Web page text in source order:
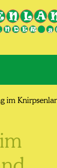
im